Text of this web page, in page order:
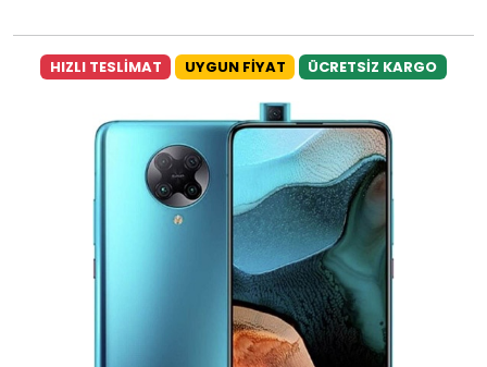
HIZLI TESLİMAT UYGUN FİYAT ÜCRETSİZ KARGO